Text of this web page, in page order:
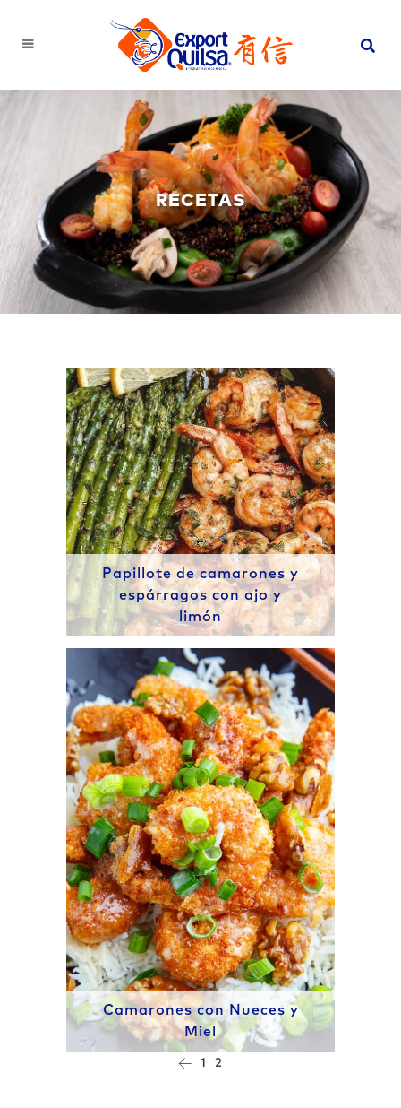
RECETAS
Papillote de camarones y
espárragos con ajo y
limón
Camarones con Nueces y
Miel
1 2